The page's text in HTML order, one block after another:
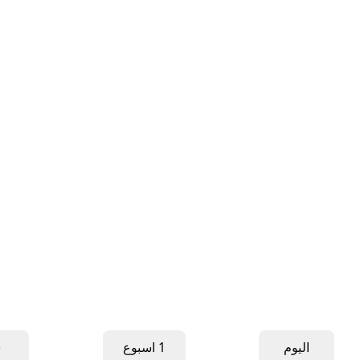
اليوم
1 اسبوع